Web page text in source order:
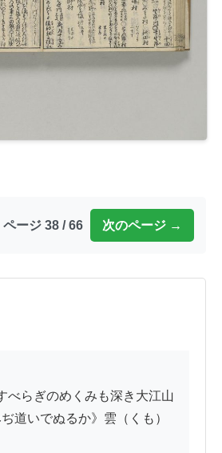
ページ 38 / 66 次のページ →
道いでぬるか》雲（くも）